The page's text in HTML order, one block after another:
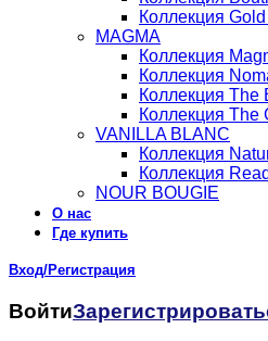
Коллекция
MAGMA
Коллекция
Коллекция
Коллекция The
Коллекция The
VANILLA BLANC
Коллекция
Коллекция
NOUR BOUGIE
О нас
Где купить
Вход/Регистрация
Войти